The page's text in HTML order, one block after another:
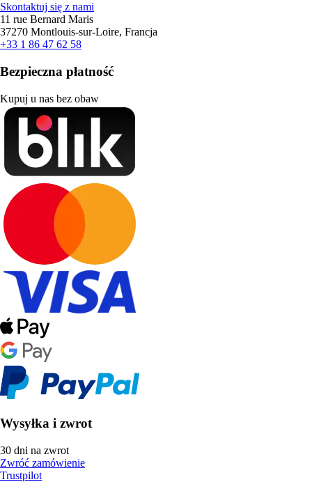
Skontaktuj się z nami
11 rue Bernard Maris
37270 Montlouis-sur-Loire, Francja
+33 1 86 47 62 58
Bezpieczna płatność
Kupuj u nas bez obaw
Wysyłka i zwrot
30 dni na zwrot
Zwróć zamówienie
Trustpilot